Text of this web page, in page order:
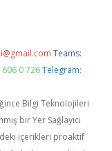
Teams:
0 726 Telegram:
Bilgi Teknolojileri
bir Yer Sağlayıcı
içerikleri proaktif